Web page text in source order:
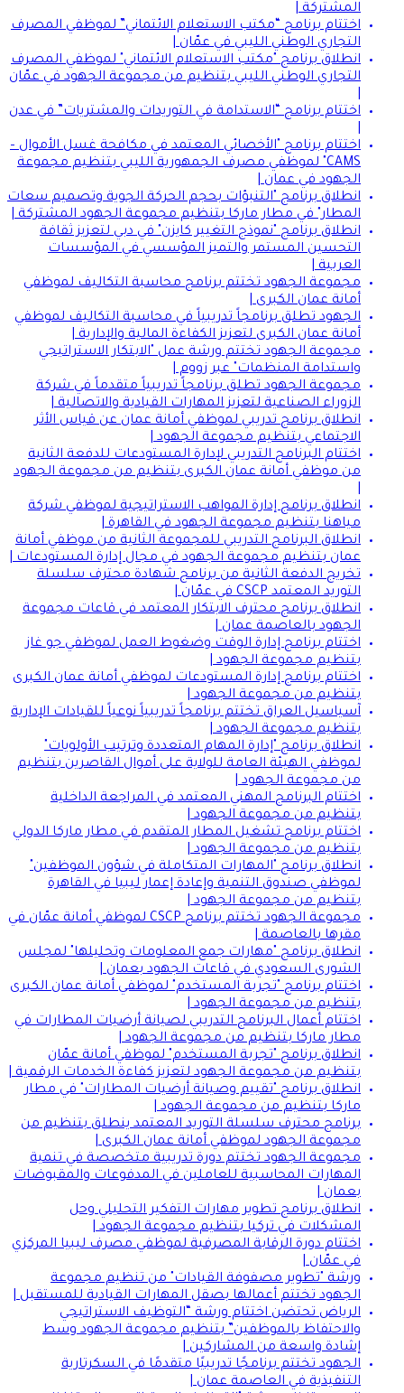
المشتركة |
اختتام برنامج “مكتب الاستعلام الائتماني” لموظفي المصرف
التجاري الوطني الليبي في عمّان |
انطلاق برنامج "مكتب الاستعلام الائتماني" لموظفي المصرف
التجاري الوطني الليبي بتنظيم من مجموعة الجهود في عمّان
اختتام برنامج “الاستدامة في التوريدات والمشتريات” في عدن
اختتام برنامج "الأخصائي المعتمد في مكافحة غسل الأموال –
CAMS" لموظفي مصرف الجمهورية الليبي بتنظيم مجموعة
الجهود في عمان |
انطلاق برنامج "التنبؤات بحجم الحركة الجوية وتصميم سعات
المطار" في مطار ماركا بتنظيم مجموعة الجهود المشتركة |
انطلاق برنامج "نموذج التغيير كايزن" في دبي لتعزيز ثقافة
التحسين المستمر والتميز المؤسسي في المؤسسات
العربية |
مجموعة الجهود تختتم برنامج محاسبة التكاليف لموظفي
أمانة عمان الكبرى |
الجهود تطلق برنامجاً تدريبياً في محاسبة التكاليف لموظفي
أمانة عمان الكبرى لتعزيز الكفاءة المالية والإدارية |
مجموعة الجهود تختتم ورشة عمل "الابتكار الاستراتيجي
واستدامة المنظمات" عبر زووم |
مجموعة الجهود تطلق برنامجاً تدريبياً متقدماً في شركة
الزوراء الصناعية لتعزيز المهارات القيادية والاتصالية |
انطلاق برنامج تدريبي لموظفي أمانة عمان عن قياس الأثر
الاجتماعي بتنظيم مجموعة الجهود |
اختتام البرنامج التدريبي لإدارة المستودعات للدفعة الثانية
من موظفي أمانة عمان الكبرى بتنظيم من مجموعة الجهود
انطلاق برنامج إدارة المواهب الاستراتيجية لموظفي شركة
مياهنا بتنظيم مجموعة الجهود في القاهرة |
انطلاق البرنامج التدريبي للمجموعة الثانية من موظفي أمانة
عمان بتنظيم مجموعة الجهود في مجال إدارة المستودعات |
تخريج الدفعة الثانية من برنامج شهادة محترف سلسلة
التوريد المعتمد CSCP في عمّان |
انطلاق برنامج محترف الابتكار المعتمد في قاعات مجموعة
الجهود بالعاصمة عمان |
اختتام برنامج إدارة الوقت وضغوط العمل لموظفي جو غاز
بتنظيم مجموعة الجهود |
اختتام برنامج إدارة المستودعات لموظفي أمانة عمان الكبرى
بتنظيم من مجموعة الجهود |
آسياسيل العراق تختتم برنامجاً تدريبياً نوعياً للقيادات الإدارية
بتنظيم مجموعة الجهود |
انطلاق برنامج "إدارة المهام المتعددة وترتيب الأولويات"
لموظفي الهيئة العامة للولاية على أموال القاصرين بتنظيم
من مجموعة الجهود |
اختتام البرنامج المهني المعتمد في المراجعة الداخلية
بتنظيم من مجموعة الجهود |
اختتام برنامج تشغيل المطار المتقدم في مطار ماركا الدولي
بتنظيم من مجموعة الجهود |
انطلاق برنامج "المهارات المتكاملة في شؤون الموظفين"
لموظفي صندوق التنمية وإعادة إعمار ليبيا في القاهرة
بتنظيم من مجموعة الجهود |
مجموعة الجهود تختتم برنامج CSCP لموظفي أمانة عمّان في
مقرها بالعاصمة |
انطلاق برنامج "مهارات جمع المعلومات وتحليلها" لمجلس
الشورى السعودي في قاعات الجهود بعمان |
اختتام برنامج "تجربة المستخدم" لموظفي أمانة عمان الكبرى
بتنظيم من مجموعة الجهود |
اختتام أعمال البرنامج التدريبي لصيانة أرضيات المطارات في
مطار ماركا بتنظيم من مجموعة الجهود |
انطلاق برنامج "تجربة المستخدم" لموظفي أمانة عمّان
بتنظيم من مجموعة الجهود لتعزيز كفاءة الخدمات الرقمية |
انطلاق برنامج "تقييم وصيانة أرضيات المطارات" في مطار
ماركا بتنظيم من مجموعة الجهود |
برنامج محترف سلسلة التوريد المعتمد ينطلق بتنظيم من
مجموعة الجهود لموظفي أمانة عمان الكبرى |
مجموعة الجهود تختتم دورة تدريبية متخصصة في تنمية
المهارات المحاسبية للعاملين في المدفوعات والمقبوضات
بعمان |
انطلاق برنامج تطوير مهارات التفكير التحليلي وحل
المشكلات في تركيا بتنظيم مجموعة الجهود |
اختتام دورة الرقابة المصرفية لموظفي مصرف ليبيا المركزي
في عمّان |
ورشة "تطوير مصفوفة القيادات" من تنظيم مجموعة
الجهود تختتم أعمالها بصقل المهارات القيادية للمستقبل |
الرياض تحتضن اختتام ورشة “التوظيف الاستراتيجي
والاحتفاظ بالموظفين” بتنظيم مجموعة الجهود وسط
إشادة واسعة من المشاركين |
الجهود تختتم برنامجًا تدريبيًا متقدمًا في السكرتارية
التنفيذية في العاصمة عمان |